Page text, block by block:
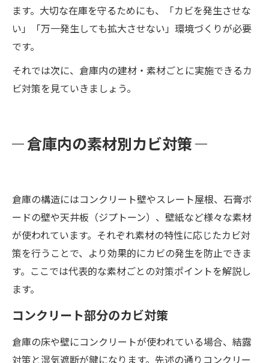
ます。大切な在庫を守るためにも、「カビを発生させな
い」「万一発生しても拡大させない」環境づくりが必要
です。
それでは次に、倉庫内の建材・素材ごとに実施できるカ
ビ対策を見ていきましょう。
倉庫内の素材別カビ対策
倉庫の構造にはコンクリート壁やスレート屋根、石膏ボ
ードの壁や天井板（ジプトーン）、壁紙など様々な素材
が使われています。それぞれ素材の特性に応じたカビ対
策を行うことで、より効果的にカビの発生を防止できま
す。ここでは代表的な素材ごとの対策ポイントを解説し
ます。
コンクリート部分のカビ対策
倉庫の床や壁にコンクリートが使われている場合、結露
対策と湿気遮断が鍵になります。先述の通りコンクリー